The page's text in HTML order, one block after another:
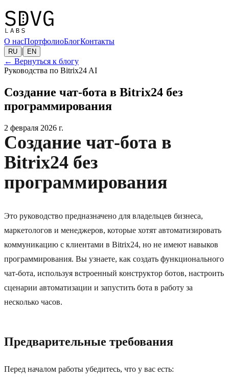
О насПортфолиоБлогКонтакты
RU | EN
← Вернуться к блогу
Руководства по Bitrix24 AI
Создание чат-бота в Bitrix24 без
программирования
2 февраля 2026 г.
Создание чат-бота в
Bitrix24 без
программирования
Это руководство предназначено для владельцев бизнеса,
маркетологов и менеджеров, которые хотят автоматизировать
коммуникацию с клиентами в Bitrix24, но не имеют навыков
программирования. Вы узнаете, как создать функционального
чат-бота, используя встроенный конструктор ботов, настроить
сценарии автоматизации и запустить бота в работу за
несколько часов.
Предварительные требования
Перед началом работы убедитесь, что у вас есть: